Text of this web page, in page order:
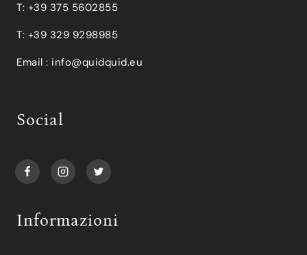
T: +39 375 5602855
T: +39 329 9298985
Email : info@quidquid.eu
Social
Informazioni